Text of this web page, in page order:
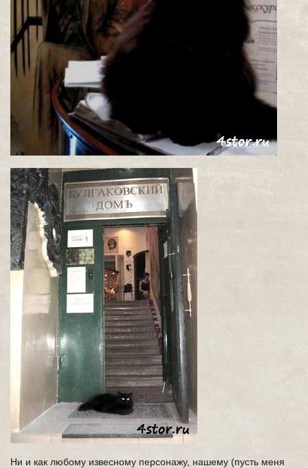
Ни и как любому извесному персонажу, нашему (пусть меня